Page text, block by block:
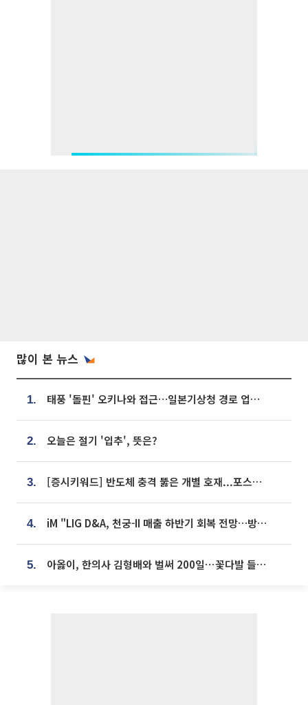
많이 본 뉴스
1. 태풍 '돌핀' 오키나와 접근…일본기상청 경로 업데이트
2. 오늘은 절기 '입추', 뜻은?
3. [증시키워드] 반도체 충격 뚫은 개별 호재...포스코퓨처엠·에코프로·한화솔루션 '눈길'
4. iM "LIG D&A, 천궁-II 매출 하반기 회복 전망…방산 톱픽 유지"
5. 아옳이, 한의사 김형배와 벌써 200일⋯꽃다발 들고 "프러포즈 아냐"